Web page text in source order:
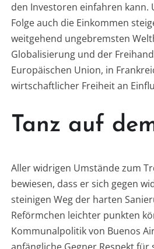
den Investoren einfahren kann.
Folge auch die Einkommen
weitgehend ungebremsten
Globalisierung und der
Europäischen Union, in
wirtschaftlicher Freiheit an
Tanz auf
Aller widrigen Umstände zum
bewiesen, dass er sich gegen
steinigen Weg der harten
Reförmchen leichter punkten
Kommunalpolitik von Buenos